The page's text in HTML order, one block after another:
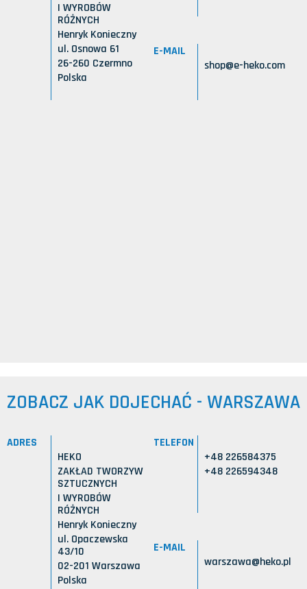
I WYROBÓW
RÓŻNYCH
Henryk Konieczny
ul. Osnowa 61
26-260 Czermno
Polska
E-MAIL
shop@e-heko.com
ZOBACZ JAK DOJECHAĆ - WARSZAWA
ADRES
HEKO
ZAKŁAD TWORZYW
SZTUCZNYCH
I WYROBÓW
RÓŻNYCH
Henryk Konieczny
ul. Opaczewska
43/10
02-201 Warszawa
Polska
TELEFON
+48 226584375
+48 226594348
E-MAIL
warszawa@heko.pl